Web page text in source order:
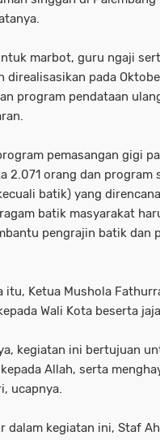
marbot, guru ngaji
direalisasikan pada
program pendataan
pemasangan gigi
2.071 orang dan program
batik) yang
batik masyarakat
pengrajin batik dan
itu, Ketua Mushola
Wali Kota beserta
kegiatan ini bertujuan
Allah, serta
ucapnya.
dalam kegiatan ini, Staf